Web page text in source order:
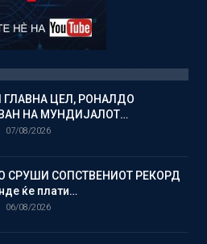
ГЛАВНА ЦЕЛ, РОНАЛДО
НА МУНДИЈАЛОТ…
07/08/2026
СРУШИ СОПСТВЕНИОТ РЕКОРД
ќе плати…
06/08/2026